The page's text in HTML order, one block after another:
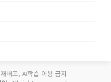
배포, AI학습 이용 금지